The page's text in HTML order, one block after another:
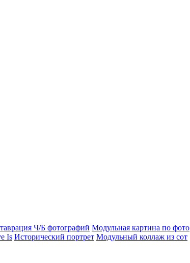
Ч/Б фотографий Модульная картина по фото
Is Исторический портрет Модульный коллаж из сот